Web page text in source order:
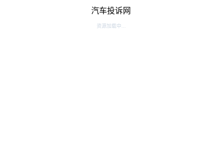
汽车投诉网
资源加载中...